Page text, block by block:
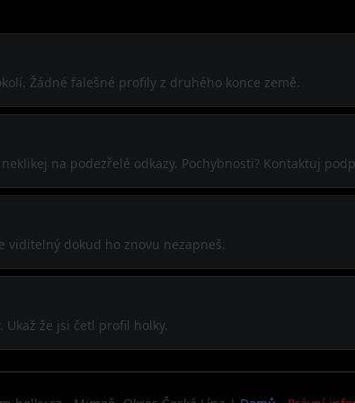
Žádné falešné profily z druhého konce země.
na podezřelé odkazy. Pochybnosti? Kontaktuj
dokud ho znovu nezapneš.
že jsi četl profil holky.